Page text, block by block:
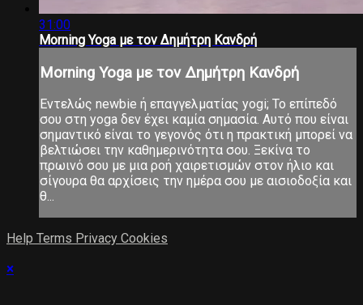
31:00
Morning Yoga με τον Δημήτρη Κανδρή
Morning Yoga με τον Δημήτρη Κανδρή
Εντελώς newbie ή επαγγελματίας yogi; Το επίπεδό
σου στη yoga δεν έχει καμία σημασία. Αυτό που είναι
σημαντικό είναι το γεγονός ότι η πρακτική μπορεί να
βελτιώσει την καθημερινότητα σου. Ξεκίνα το
πρωινό σου με μια ροή χαιρετισμών στον ήλιο και
σίγουρα θα αρχίσεις την ημέρα σου με αισιοδοξία και
θ...
Help Terms Privacy Cookies
×